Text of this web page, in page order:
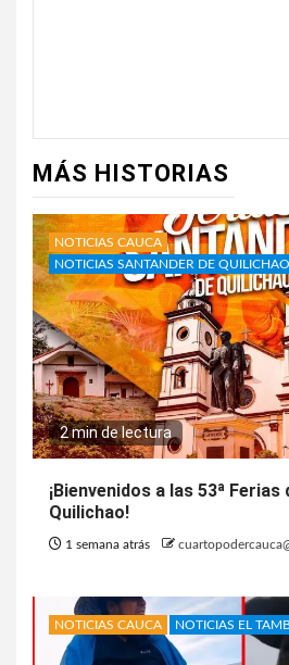
MÁS HISTORIAS
NOTICIAS CAUCA
NOTICIAS SANTANDER DE QUILICHAO
2 min de lectura
¡Bienvenidos a las 53ª
Quilichao!
1 semana atrás
NOTICIAS CAUCA NOTICIAS EL